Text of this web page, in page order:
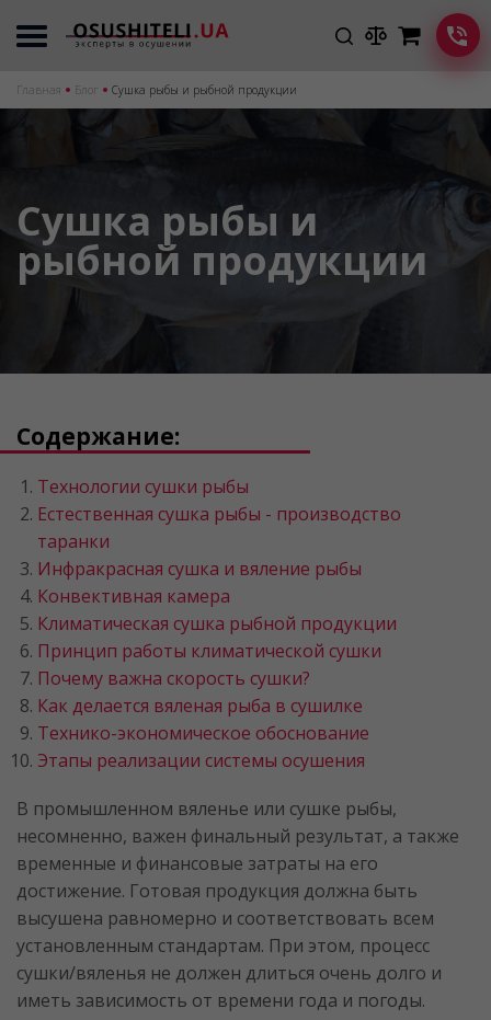
Главная Блог Сушка рыбы и рыбной продукции
Сушка рыбы и
рыбной продукции
Содержание:
Технологии сушки рыбы
Естественная сушка рыбы - производство
таранки
Инфракрасная сушка и вяление рыбы
Конвективная камера
Климатическая сушка рыбной продукции
Принцип работы климатической сушки
Почему важна скорость сушки?
Как делается вяленая рыба в сушилке
Технико-экономическое обоснование
Этапы реализации системы осушения
В промышленном вяленье или сушке рыбы,
несомненно, важен финальный результат, а также
временные и финансовые затраты на его
достижение. Готовая продукция должна быть
высушена равномерно и соответствовать всем
установленным стандартам. При этом, процесс
сушки/вяленья не должен длиться очень долго и
иметь зависимость от времени года и погоды.